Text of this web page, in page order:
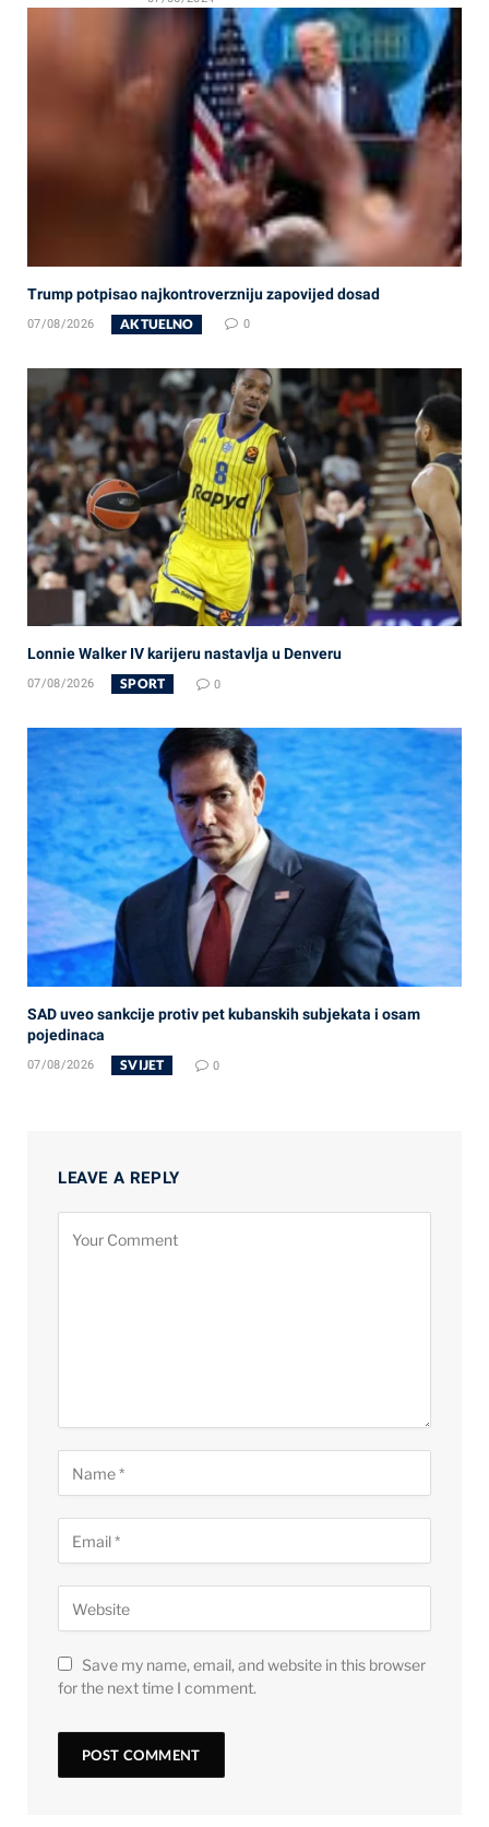
Trump potpisao najkontroverzniju zapovijed dosad
07/08/2026 AKTUELNO 0
Lonnie Walker IV karijeru nastavlja u Denveru
07/08/2026 SPORT 0
SAD uveo sankcije protiv pet kubanskih subjekata i osam
pojedinaca
07/08/2026 SVIJET 0
LEAVE A REPLY
Save my name, email, and website in this browser
for the next time I comment.